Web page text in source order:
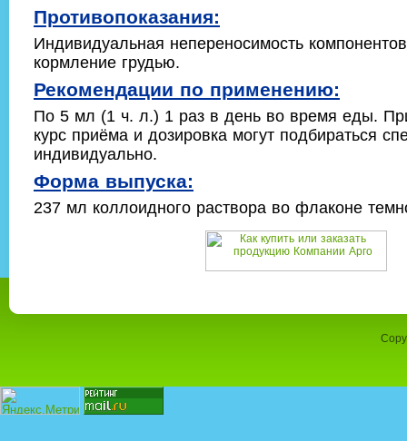
Противопоказания:
Индивидуальная непереносимость
кормление грудью.
Рекомендации по применению:
По 5 мл (1 ч. л.) 1 раз в день во время еды.
курс приёма и дозировка могут подбираться
индивидуально.
Форма выпуска:
237 мл коллоидного раствора во флаконе